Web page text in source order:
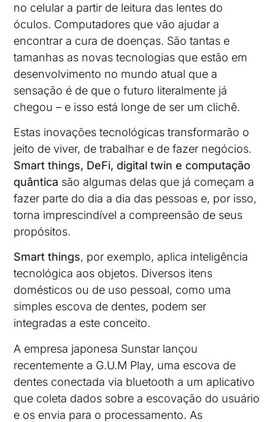
no celular a partir de leitura das lentes do
óculos. Computadores que vão ajudar a
encontrar a cura de doenças. São tantas e
tamanhas as novas tecnologias que estão em
desenvolvimento no mundo atual que a
sensação é de que o futuro literalmente já
chegou – e isso está longe de ser um clichê.
Estas inovações tecnológicas transformarão o
jeito de viver, de trabalhar e de fazer negócios.
Smart things, DeFi, digital twin e computação
quântica são algumas delas que já começam a
fazer parte do dia a dia das pessoas e, por isso,
torna imprescindível a compreensão de seus
propósitos.
Smart things, por exemplo, aplica inteligência
tecnológica aos objetos. Diversos itens
domésticos ou de uso pessoal, como uma
simples escova de dentes, podem ser
integradas a este conceito.
A empresa japonesa Sunstar lançou
recentemente a G.U.M Play, uma escova de
dentes conectada via bluetooth a um aplicativo
que coleta dados sobre a escovação do usuário
e os envia para o processamento. As